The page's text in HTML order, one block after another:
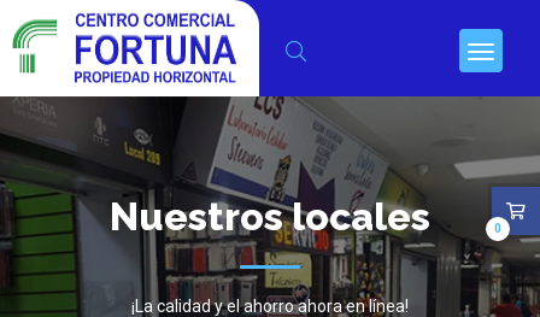
Nuestros locales
¡La calidad y el ahorro ahora en línea!
0